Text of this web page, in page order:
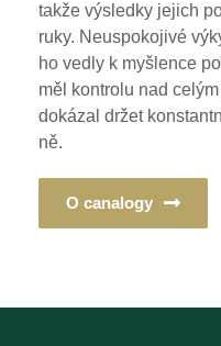
takže výsledky jejich
ruky. Neuspokojivé
ho vedly k myšlence
měl kontrolu nad
dokázal držet
ně.
O canalogy